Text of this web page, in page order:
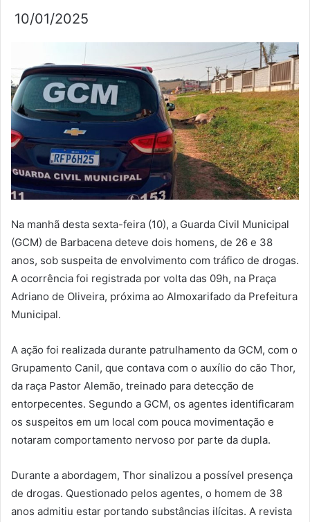
10/01/2025
Na manhã desta sexta-feira (10), a Guarda Civil Municipal
(GCM) de Barbacena deteve dois homens, de 26 e 38
anos, sob suspeita de envolvimento com tráfico de drogas.
A ocorrência foi registrada por volta das 09h, na Praça
Adriano de Oliveira, próxima ao Almoxarifado da Prefeitura
Municipal.
A ação foi realizada durante patrulhamento da GCM, com o
Grupamento Canil, que contava com o auxílio do cão Thor,
da raça Pastor Alemão, treinado para detecção de
entorpecentes. Segundo a GCM, os agentes identificaram
os suspeitos em um local com pouca movimentação e
notaram comportamento nervoso por parte da dupla.
Durante a abordagem, Thor sinalizou a possível presença
de drogas. Questionado pelos agentes, o homem de 38
anos admitiu estar portando substâncias ilícitas. A revista